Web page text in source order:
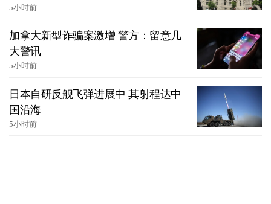
5小时前
加拿大新型诈骗案激增 警方：留意几
大警讯
5小时前
日本自研反舰飞弹进展中 其射程达中
国沿海
5小时前